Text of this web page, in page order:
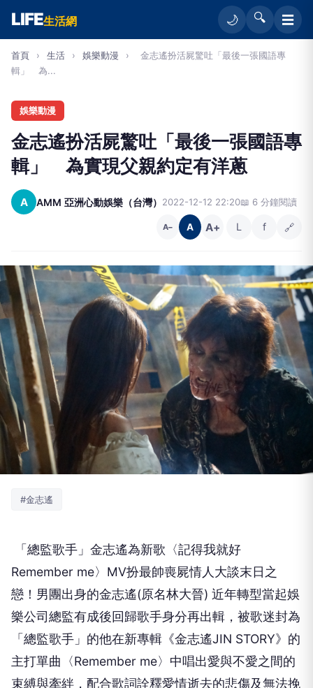
LIFE生活網 🌙 🔍 ☰
首頁 › 生活 › 娛樂動漫 ›
金志遙扮活屍驚吐「最後一張國語專
輯」 為...
娛樂動漫
金志遙扮活屍驚吐「最後一張國語專
輯」 為實現父親約定有洋蔥
A AMM 亞洲心動娛樂（台灣） 2022-12-12 22:20📖 6 分鐘閱讀
A− A A+ L f 🔗
#金志遙
「總監歌手」金志遙為新歌〈記得我就好
Remember me〉 MV扮最帥喪屍情人大談末日之
戀！男團出身的金志遙(原名林大晉) 近年轉型當起娛
樂公司總監有成後回歸歌手身分再出輯，被歌迷封為
「總監歌手」的他在新專輯《金志遙JIN STORY》的
主打單曲〈Remember me〉中唱出愛與不愛之間的
束縛與牽絆，配合歌詞詮釋愛情逝去的悲傷及無法挽